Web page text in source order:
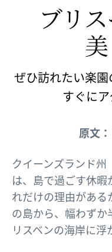
ブリ
ぜひ訪れたい楽
すぐにア
原文
クイーンズランド
は、島で過ごす休
れだけの理由があ
の島から、幅わず
リスベンの海岸に浮